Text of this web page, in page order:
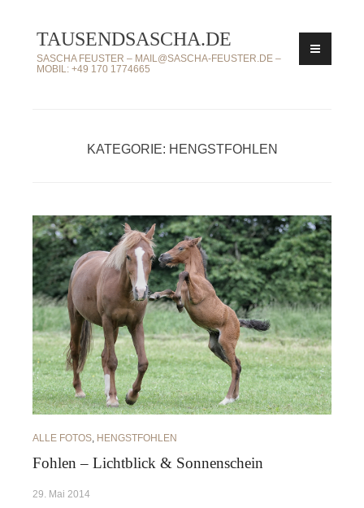
Inhalt
springen
TAUSENDSASCHA.DE
SASCHA FEUSTER – MAIL@SASCHA-FEUSTER.DE –
MOBIL: +49 170 1774665
KATEGORIE: HENGSTFOHLEN
ALLE FOTOS, HENGSTFOHLEN
Fohlen – Lichtblick & Sonnenschein
29. Mai 2014